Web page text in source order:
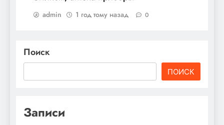
admin 1 год тому назад 0
Поиск
ПОИСК
Записи